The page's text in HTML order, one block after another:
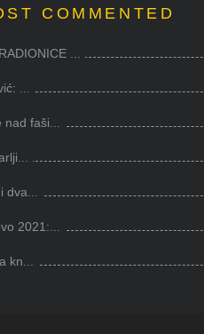
COMMENTED
...
...
faši...
2021:...
kn...